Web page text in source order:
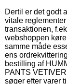
Dertil er det godt
vitale
transaktionen,
webshoppen
samme måde
ens
bestilling af
PANTS
søger efter varer